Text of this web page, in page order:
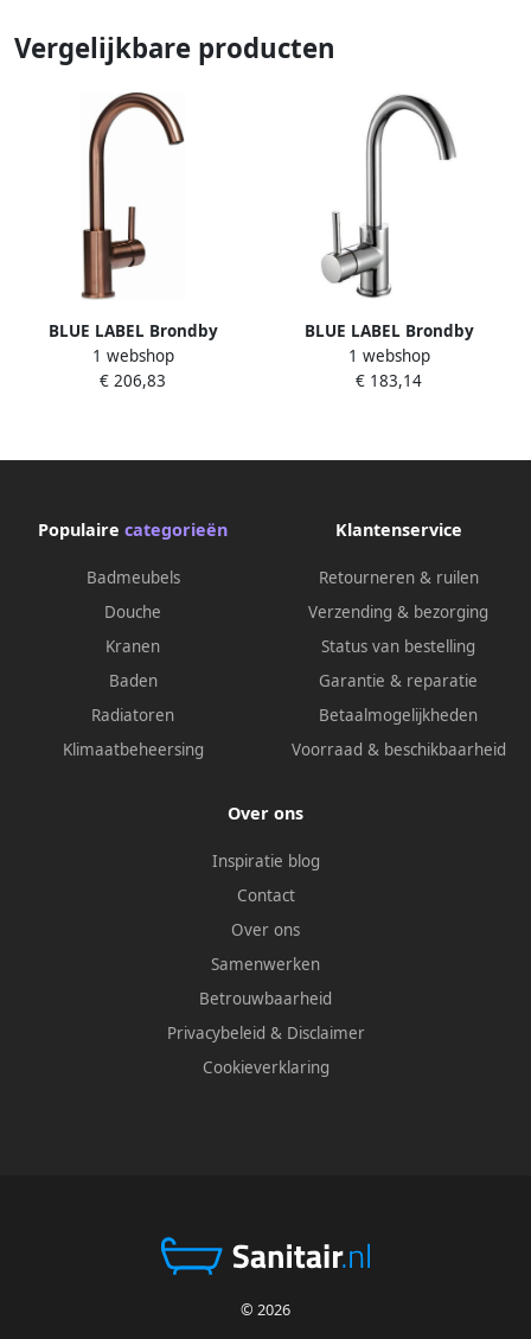
Vergelijkbare producten
BLUE LABEL Brondby
wastafelkraan C-uitloop cold
start geborsteld brons
1 webshop
€ 206,83
BLUE LABEL Brondby
wastafelkraan C-uitloop cold
start chroom FK-0329-CH
1 webshop
€ 183,14
Populaire categorieën
Badmeubels
Douche
Kranen
Baden
Radiatoren
Klimaatbeheersing
Klantenservice
Retourneren & ruilen
Verzending & bezorging
Status van bestelling
Garantie & reparatie
Betaalmogelijkheden
Voorraad & beschikbaarheid
Over ons
Inspiratie blog
Contact
Over ons
Samenwerken
Betrouwbaarheid
Privacybeleid & Disclaimer
Cookieverklaring
© 2026